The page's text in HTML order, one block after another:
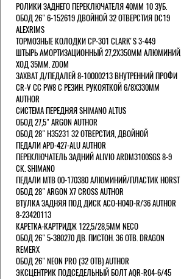
РОЛИКИ ЗАДНЕГО ПЕРЕКЛЮЧАТЕЛЯ 40ММ 10 ЗУБ.
ОБОД 26" 6-152619 ДВОЙНОЙ 32 ОТВЕРСТИЯ DC19
ALEXRIMS
ТОРМОЗНЫЕ КОЛОДКИ CP-301 CLARK'S 3-449
ШТЫРЬ АМОРТИЗАЦИОННЫЙ 27,2Х350ММ АЛЮМИНИЙ,
ХОД 35ММ. ZOOM
ЗАХВАТ Д/ПЕДАЛЕЙ 8-10000213 ВНУТРЕННИЙ ПРОФИ
CR-V CC PW8 С РЕЗИН. РУКОЯТКОЙ 6/8X330ММ
AUTHOR
СИСТЕМА ПЕРЕДНЯЯ SHIMANO ALTUS
ОБОД 27,5" ARGON AUTHOR
ОБОД 28" H35231 32 ОТВЕРСТИЯ, ДВОЙНОЙ
ПЕДАЛИ APD-427-ALU AUTHOR
ПЕРЕКЛЮЧАТЕЛЬ ЗАДНИЙ ALIVIO ARDM3100SGS 8-9
СК. SHIMANO
ПЕДАЛИ MTB 00-170380 АЛЮМИНИЙ/ПЛАСТИК HORST
ОБОД 28" ARGON X7 CROSS AUTHOR
ВТУЛКА ЗАДНЯЯ ПОД ДИСК ACO-H04D-R/36 AUTHOR
8-23420113
КАРЕТКА-КАРТРИДЖ 122,5/28,5ММ NECO
ОБОД 26" 5-380270 ДВ. ПИСТОН. 36 ОТВ. DRAGON
REMERX
ОБОД 26" NEON PRO (32 ОТВ) AUTHOR
ЭКСЦЕНТРИК ПОДСЕДЕЛЬНЫЙ БОЛТ AQR-R04-6/45